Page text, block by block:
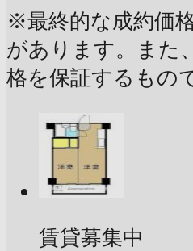
※最終的な成約価
があります。また
格を保証するもの
賃貸募集中